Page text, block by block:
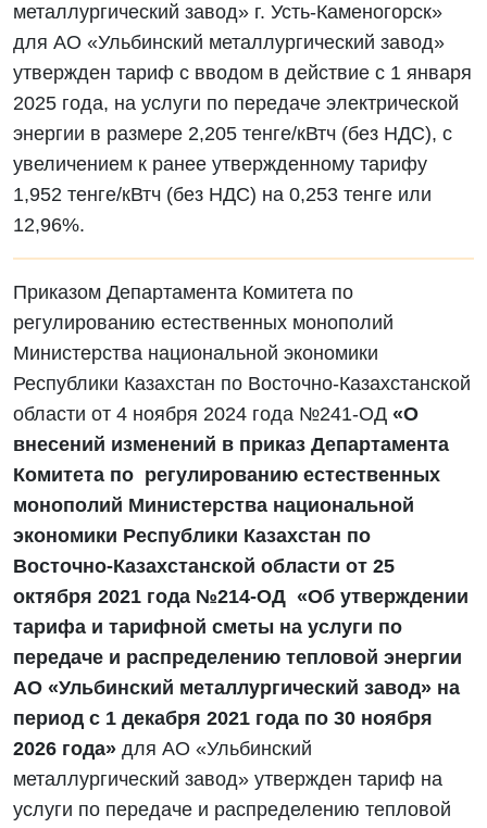
металлургический завод» г. Усть-Каменогорск»
для АО «Ульбинский металлургический завод»
утвержден тариф с вводом в действие с 1 января
2025 года, на услуги по передаче электрической
энергии в размере 2,205 тенге/кВтч (без НДС), с
увеличением к ранее утвержденному тарифу
1,952 тенге/кВтч (без НДС) на 0,253 тенге или
12,96%.
Приказом Департамента Комитета по
регулированию естественных монополий
Министерства национальной экономики
Республики Казахстан по Восточно-Казахстанской
области от 4 ноября 2024 года №241-ОД «О
внесений изменений в приказ Департамента
Комитета по регулированию естественных
монополий Министерства национальной
экономики Республики Казахстан по
Восточно-Казахстанской области от 25
октября 2021 года №214-ОД «Об утверждении
тарифа и тарифной сметы на услуги по
передаче и распределению тепловой энергии
АО «Ульбинский металлургический завод» на
период с 1 декабря 2021 года по 30 ноября
2026 года» для АО «Ульбинский
металлургический завод» утвержден тариф на
услуги по передаче и распределению тепловой